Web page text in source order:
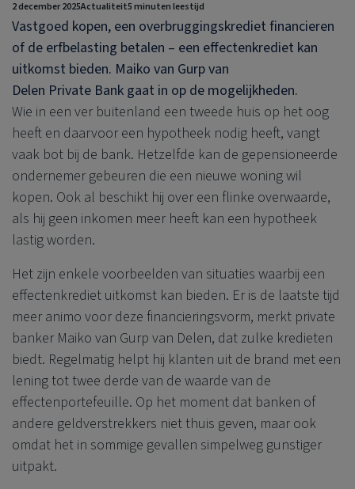
2 december 2025Actualiteit5 minuten leestijd
Vastgoed kopen, een overbruggingskrediet financieren
of de erfbelasting betalen – een effectenkrediet kan
uitkomst bieden. Maiko van Gurp van
Delen Private Bank gaat in op de mogelijkheden.
Wie in een ver buitenland een tweede huis op het oog
heeft en daarvoor een hypotheek nodig heeft, vangt
vaak bot bij de bank. Hetzelfde kan de gepensioneerde
ondernemer gebeuren die een nieuwe woning wil
kopen. Ook al beschikt hij over een flinke overwaarde,
als hij geen inkomen meer heeft kan een hypotheek
lastig worden.
Het zijn enkele voorbeelden van situaties waarbij een
effectenkrediet uitkomst kan bieden. Er is de laatste tijd
meer animo voor deze financieringsvorm, merkt private
banker Maiko van Gurp van Delen, dat zulke kredieten
biedt. Regelmatig helpt hij klanten uit de brand met een
lening tot twee derde van de waarde van de
effectenportefeuille. Op het moment dat banken of
andere geldverstrekkers niet thuis geven, maar ook
omdat het in sommige gevallen simpelweg gunstiger
uitpakt.